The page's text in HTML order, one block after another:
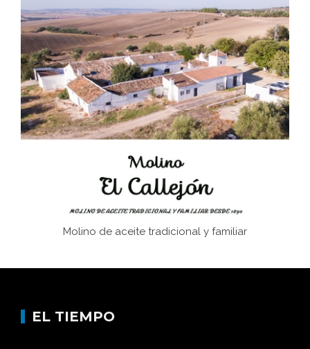
Bornos
El Frente Popular. Ubrique, febrero-julio 1936
Juntar las letras. La alfabetización en el campo: del
afán de saber a la autogestión
Historia y vivencias del poblado de Los Hurones
Molino de aceite tradicional y familiar
EL TIEMPO